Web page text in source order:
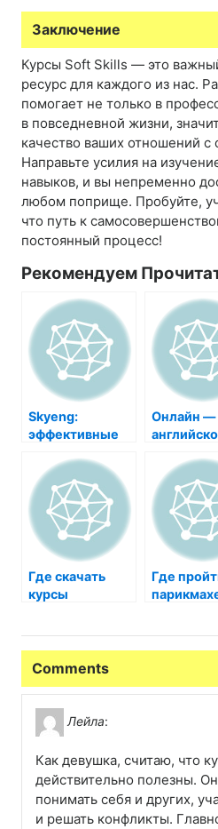
Заключение
Курсы Soft Skills — это
ресурс для каждого из нас.
помогает не только в
в повседневной жизни,
качество ваших отношений
Направьте усилия на
навыков, и вы непременно
любом поприще. Пробуйте,
что путь к
постоянный процесс!
Рекомендуем
Skyeng:
эффективные
английского
языка для всех
уровней
владения
Онлайн —
почему
пройти?
Где скачать
курсы
Где
Comments
Лейла:
Как девушка, считаю, что
действительно полезны.
понимать себя и других,
и решать конфликты.